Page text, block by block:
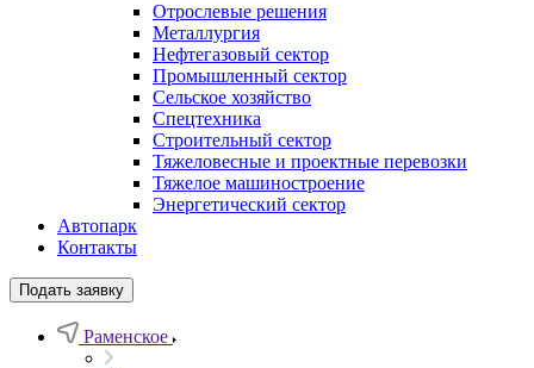
Отрослевые решения
Металлургия
Нефтегазовый сектор
Промышленный сектор
Сельское хозяйство
Спецтехника
Строительный сектор
Тяжеловесные и проектные перевозки
Тяжелое машиностроение
Энергетический сектор
Автопарк
Контакты
Подать заявку
Раменское